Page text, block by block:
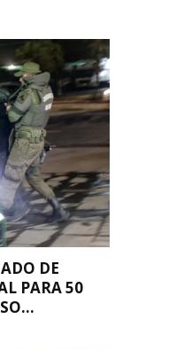
DE
PARA 50